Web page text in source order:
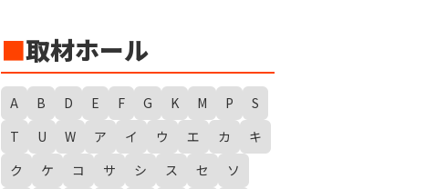
WANTED WONDERLAND
ギガスラッシュ
超ギガスラッシュ
新春スタートダッシュ取材
GRAND WARS-新店実践録-
SUGEEEEEEE!
■取材ホール
A B D E F G K M P
S
T
U W ア イ ウ エ カ
キ
ク
ケ コ サ シ ス セ
ソ